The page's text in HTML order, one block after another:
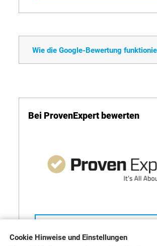
Cookie Hinweise und Einstellungen
Wie die Google-Bewertung
Bei ProvenExpert bewerten